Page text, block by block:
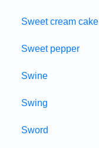
Sweet cream cake
Sweet pepper
Swine
Swing
Sword